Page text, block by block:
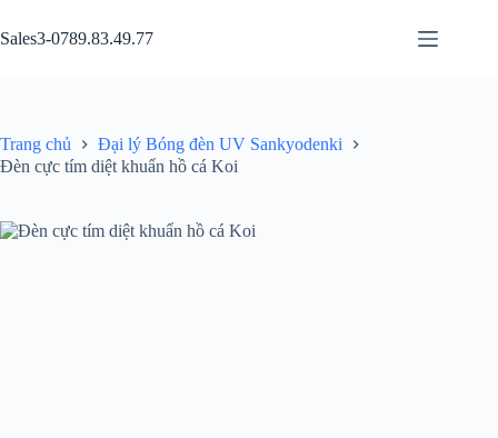
đến
phần
Sales3-0789.83.49.77
Trang chủ
Đại lý Bóng đèn UV Sankyodenki
Đèn cực tím diệt khuẩn hồ cá Koi